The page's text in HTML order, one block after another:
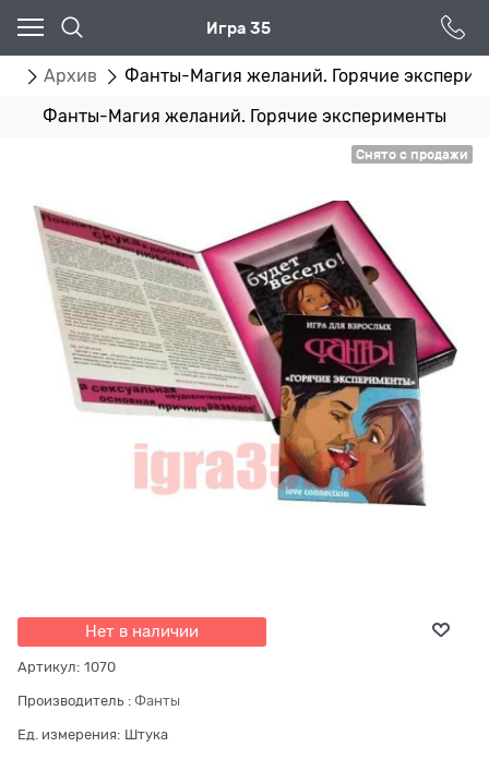
Игра 35
Архив Фанты-Магия желаний. Горячие
Фанты-Магия желаний. Горячие эксперименты
Снято с продажи
Нет в наличии
Артикул: 1070
Производитель : Фанты
Ед. измерения: Штука